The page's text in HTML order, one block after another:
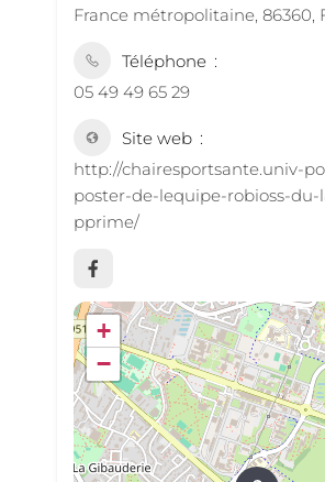
France métropolitaine, 86360,
Téléphone
05 49 49 65 29
Site web
http://chairesportsante.univ-
poster-de-lequipe-robioss-du-
pprime/
+
−